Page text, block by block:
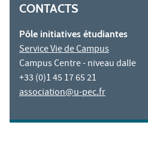
CONTACTS
Pôle initiatives étudiantes
Service Vie de Campus
Campus Centre - niveau dalle
+33 (0)1 45 17 65 21
association@u-pec.fr